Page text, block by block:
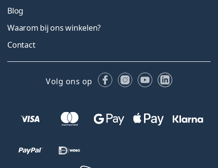
Blog
Waarom bij ons winkelen?
Contact
Volg ons op FacebookInstagram
YouTubeLinkedIn